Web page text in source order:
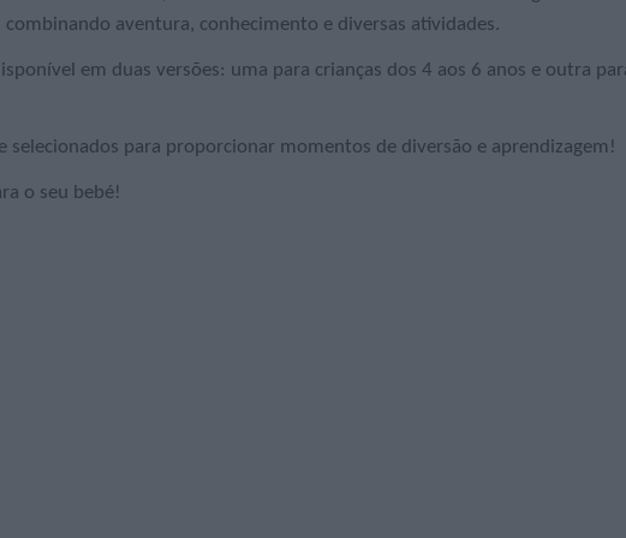
aventura, conhecimento e diversas atividades.
em duas versões: uma para crianças dos 4 aos 6 anos e outra
selecionados para proporcionar momentos de diversão e aprendizagem!
o seu bebé!